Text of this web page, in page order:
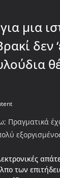
μια
δεν
Πραγματικά
των